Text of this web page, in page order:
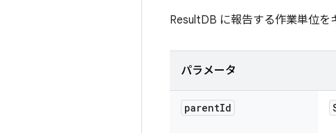
ResultDB に報告する作業単位を
パラメータ
parentId